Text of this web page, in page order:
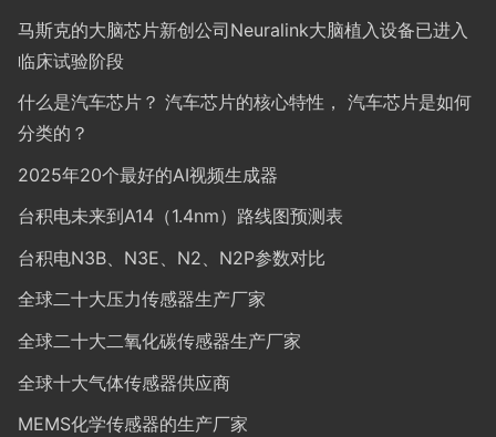
马斯克的大脑芯片新创公司Neuralink大脑植入设备已进入
临床试验阶段
什么是汽车芯片？ 汽车芯片的核心特性， 汽车芯片是如何
分类的？
2025年20个最好的AI视频生成器
台积电未来到A14（1.4nm）路线图预测表
台积电N3B、N3E、N2、N2P参数对比
全球二十大压力传感器生产厂家
全球二十大二氧化碳传感器生产厂家
全球十大气体传感器供应商
MEMS化学传感器的生产厂家